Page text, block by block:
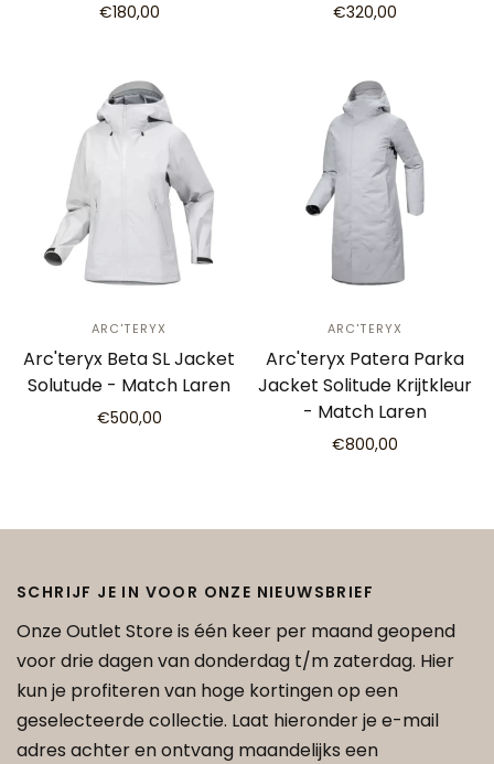
€180,00 €320,00
ARC'TERYX
Arc'teryx Beta SL Jacket
Solutude - Match Laren
€500,00
ARC'TERYX
Arc'teryx Patera Parka
Jacket Solitude Krijtkleur
- Match Laren
€800,00
SCHRIJF JE IN VOOR ONZE NIEUWSBRIEF
Onze Outlet Store is één keer per maand geopend
voor drie dagen van donderdag t/m zaterdag. Hier
kun je profiteren van hoge kortingen op een
geselecteerde collectie. Laat hieronder je e-mail
adres achter en ontvang maandelijks een